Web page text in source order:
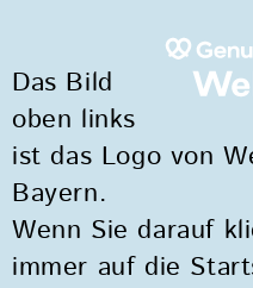
Das Bild
oben links
ist das Logo von
Bayern.
Wenn Sie darauf
immer auf die